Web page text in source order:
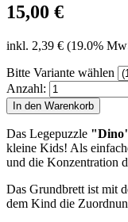
15,00 €
inkl. 2,39 € (19.0%
Bitte Variante wählen
Anzahl:
Das Legepuzzle
kleine Kids! Als
und die Konzentration
Das Grundbrett ist mit
dem Kind die